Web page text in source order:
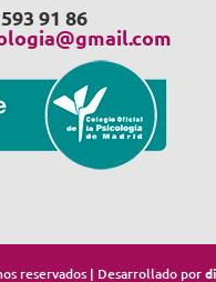
91 86
reservados | Desarrollado por